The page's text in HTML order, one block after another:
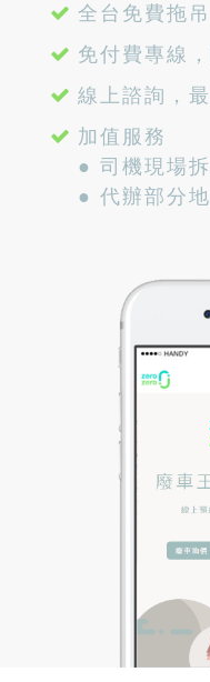
全台免費拖
免付費專線
線上諮詢，
加值服務
● 司機現場
● 代辦部分